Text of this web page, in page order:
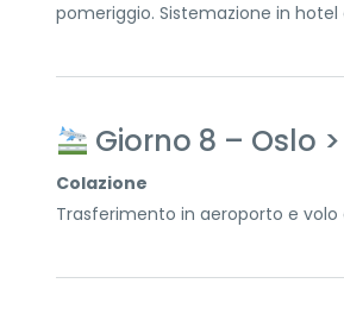
pomeriggio. Sistemazione in
Giorno 8 – Oslo
Colazione
Trasferimento in aeroporto e volo